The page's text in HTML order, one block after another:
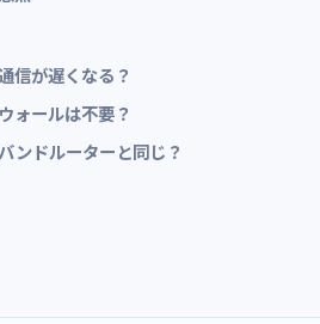
信が遅くなる？
ォールは不要？
ンドルーターと同じ？